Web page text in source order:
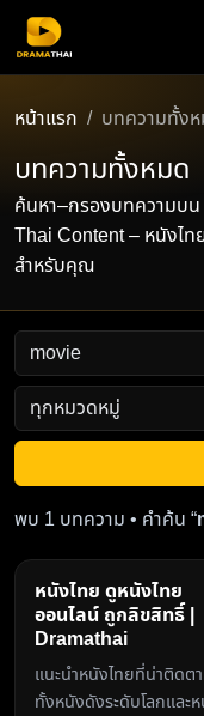
หน้าแรก บทความทั้ง
บทความทั้งหมด
ค้นหา–กรองบทความบ
Thai Content – หนังไท
สำหรับคุณ
พบ 1 บทความ • คำค้น “
หนังไทย ดูหนังไทย
ออนไลน์ ถูกลิขสิทธิ์ |
Dramathai
แนะนำหนังไทยที่น่าติดต
ทั้งหนังดังระดับโลกและ